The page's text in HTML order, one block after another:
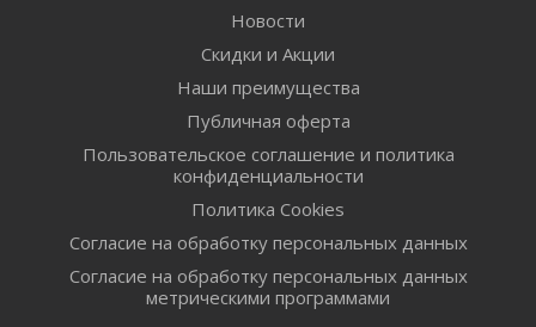
Новости
Скидки и Акции
Наши преимущества
Публичная оферта
Пользовательское соглашение и политика
конфиденциальности
Политика Cookies
Согласие на обработку персональных данных
Согласие на обработку персональных данных
метрическими программами